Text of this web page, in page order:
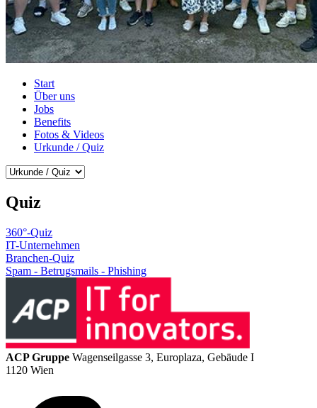
Start
Über uns
Jobs
Benefits
Fotos & Videos
Urkunde / Quiz
Quiz
360°-Quiz
IT-Unternehmen
Branchen-Quiz
Spam - Betrugsmails - Phishing
ACP Gruppe Wagenseilgasse 3, Europlaza, Gebäude I
1120 Wien